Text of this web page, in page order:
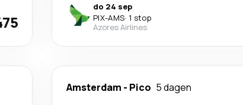
do 24 sep
PIX-AMS· 1 stop
Azores Airlines
Amsterdam - Pico 5 dagen